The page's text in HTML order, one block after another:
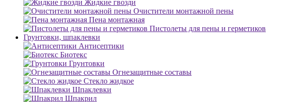
Жидкие гвозди
Очистители монтажной пены
Пена монтажная
Пистолеты для пены и герметиков
Грунтовки, шпаклевки
Антисептики
Биотекс
Грунтовки
Огнезащитные составы
Стекло жидкое
Шпаклевки
Шпакрил